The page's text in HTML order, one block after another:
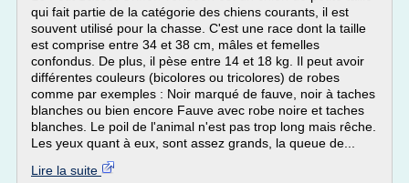
qui fait partie de la catégorie des chiens courants, il est
souvent utilisé pour la chasse. C'est une race dont la taille
est comprise entre 34 et 38 cm, mâles et femelles
confondus. De plus, il pèse entre 14 et 18 kg. Il peut avoir
différentes couleurs (bicolores ou tricolores) de robes
comme par exemples : Noir marqué de fauve, noir à taches
blanches ou bien encore Fauve avec robe noire et taches
blanches. Le poil de l'animal n'est pas trop long mais rêche.
Les yeux quant à eux, sont assez grands, la queue de...
Lire la suite